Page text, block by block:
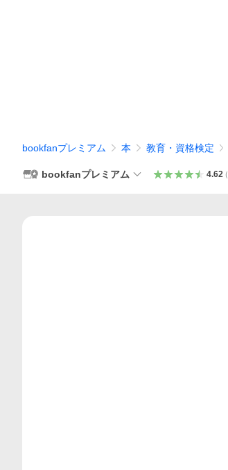
bookfanプレミアム 本 教育・資格検定
bookfanプレミアム 4.62（